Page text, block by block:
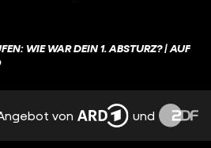
WIE WAR DEIN 1. ABSTURZ? | AUF
MAMA WERDEN – IST DAS EIN
von und